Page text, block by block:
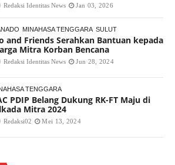
Redaksi Identitas News Jan 03, 2026
MINAHASA TENGGARA SULUT
and Friends Serahkan Bantuan kepada
Mitra Korban Bencana
Redaksi Identitas News Jun 28, 2024
TENGGARA
PDIP Belang Dukung RK-FT Maju di
Mitra 2024
Redaksi02 Mei 13, 2024